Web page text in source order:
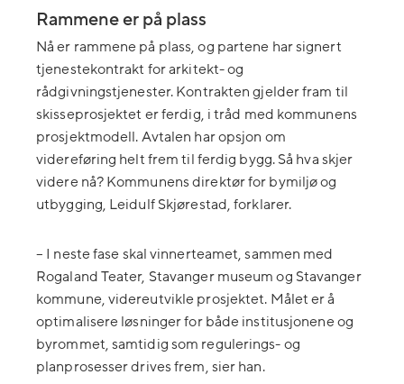
Rammene er på plass
Nå er rammene på plass, og partene har signert
tjenestekontrakt for arkitekt- og
rådgivningstjenester. Kontrakten gjelder fram til
skisseprosjektet er ferdig, i tråd med kommunens
prosjektmodell. Avtalen har opsjon om
videreføring helt frem til ferdig bygg. Så hva skjer
videre nå? Kommunens direktør for bymiljø og
utbygging, Leidulf Skjørestad, forklarer.
– I neste fase skal vinnerteamet, sammen med
Rogaland Teater, Stavanger museum og Stavanger
kommune, videreutvikle prosjektet. Målet er å
optimalisere løsninger for både institusjonene og
byrommet, samtidig som regulerings- og
planprosesser drives frem, sier han.